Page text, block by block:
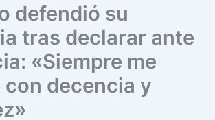
defendió su
tras declarar ante
«Siempre me
decencia y